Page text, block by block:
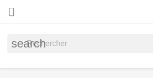

search